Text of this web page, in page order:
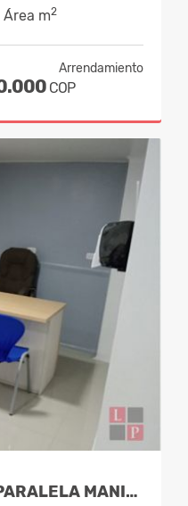
m2
Arrendamiento
COP
VENTA CONSULTORIO AVENIDA PARALELA MANIZALES COD. 8025441